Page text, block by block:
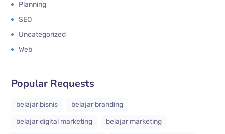
Planning
SEO
Uncategorized
Web
Popular Requests
belajar bisnis
belajar branding
belajar digital marketing
belajar marketing